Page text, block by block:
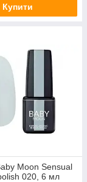
Купити
Moon Sensual
020, 6 мл